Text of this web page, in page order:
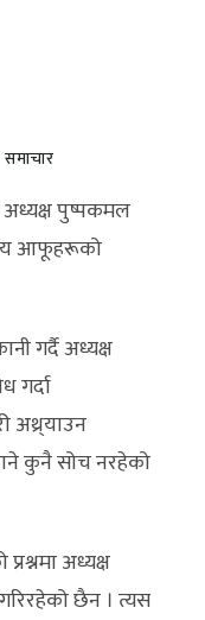
समाचार
पुष्पकमल
आफूहरूको
गर्दै अध्यक्ष
गर्दा
अथ्र्याउन
कुनै सोच नरहेको
अध्यक्ष
छैन । त्यस